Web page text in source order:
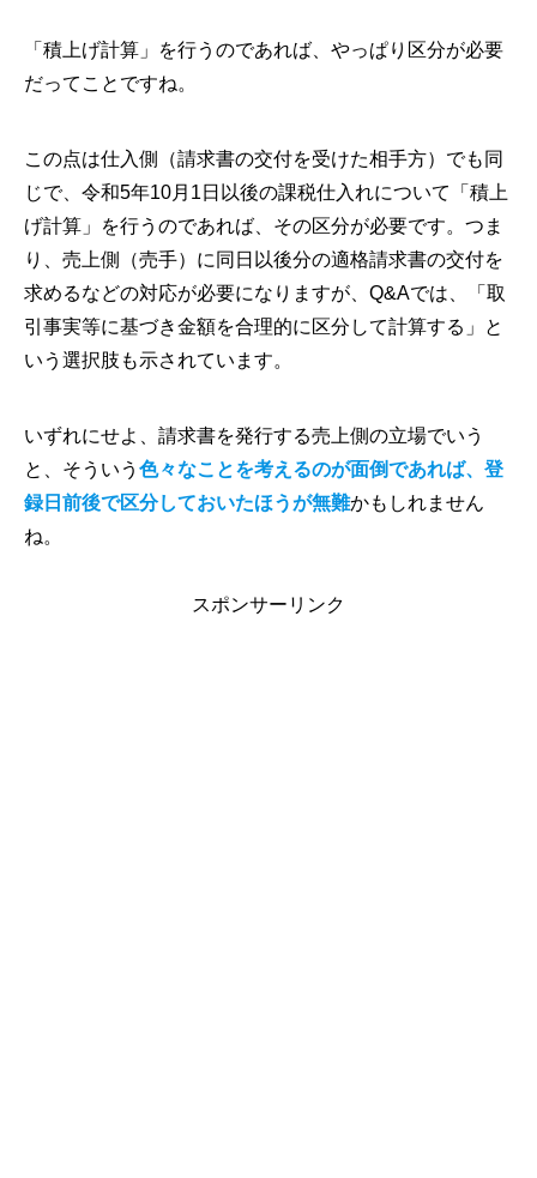
「積上げ計算」を行うのであれば、やっぱり区分が必要
だってことですね。
この点は仕入側（請求書の交付を受けた相手方）でも同
じで、令和5年10月1日以後の課税仕入れについて「積上
げ計算」を行うのであれば、その区分が必要です。つま
り、売上側（売手）に同日以後分の適格請求書の交付を
求めるなどの対応が必要になりますが、Q&Aでは、「取
引事実等に基づき金額を合理的に区分して計算する」と
いう選択肢も示されています。
いずれにせよ、請求書を発行する売上側の立場でいう
と、そういう 色々なことを考えるのが面倒であれば、登
録日前後で区分しておいたほうが無難かもしれません
ね。
スポンサーリンク